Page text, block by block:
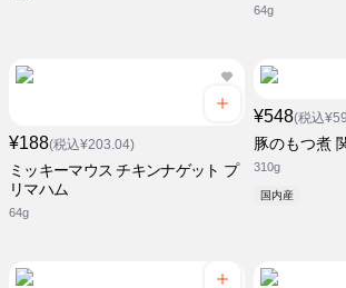
64g
¥188(税込¥203.04)
ミッキーマウス チキンナゲット プ
リマハム
64g
¥548(税込
豚のもつ煮
310g
国内産